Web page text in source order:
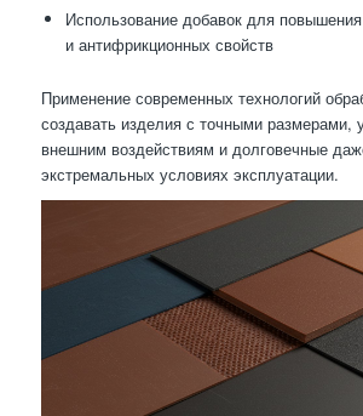
Использование добавок для повышения
и антифрикционных свойств
Применение современных технологий
создавать изделия с точными размерами,
внешним воздействиям и долговечные
экстремальных условиях эксплуатации.